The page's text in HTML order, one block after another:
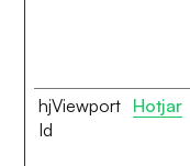
hjViewport
Id
Hotjar